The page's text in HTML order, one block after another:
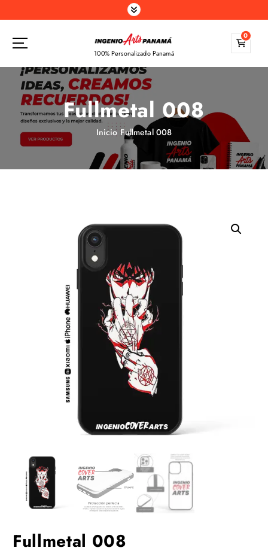
a
e
100% Personalizado Panamá
0
Fullmetal 008
Inicio Fullmetal 008
Fullmetal 008